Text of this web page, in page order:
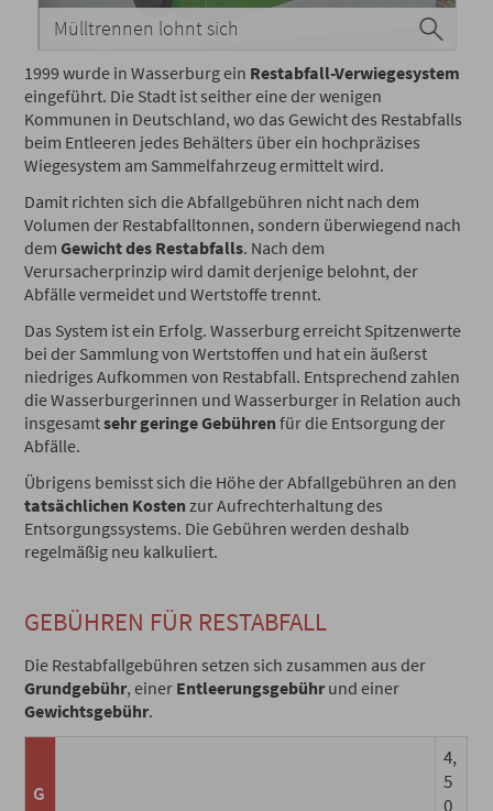
Mülltrennen lohnt sich
1999 wurde in Wasserburg ein Restabfall-Verwiegesystem
eingeführt. Die Stadt ist seither eine der wenigen
Kommunen in Deutschland, wo das Gewicht des Restabfalls
beim Entleeren jedes Behälters über ein hochpräzises
Wiegesystem am Sammelfahrzeug ermittelt wird.
Damit richten sich die Abfallgebühren nicht nach dem
Volumen der Restabfalltonnen, sondern überwiegend nach
demGewicht des Restabfalls. Nach dem
Verursacherprinzip wird damit derjenige belohnt, der
Abfälle vermeidet und Wertstoffe trennt.
Das System ist ein Erfolg. Wasserburg erreicht Spitzenwerte
bei der Sammlung von Wertstoffen und hat ein äußerst
niedriges Aufkommen von Restabfall. Entsprechend zahlen
die Wasserburgerinnen und Wasserburger in Relation auch
insgesamtsehr geringe Gebührenfür die Entsorgung der
Abfälle.
Übrigens bemisst sich die Höhe der Abfallgebühren an den
tatsächlichen Kostenzur Aufrechterhaltung des
Entsorgungssystems. Die Gebühren werden deshalb
regelmäßig neu kalkuliert.
GEBÜHREN FÜR RESTABFALL
Die Restabfallgebühren setzen sich zusammen aus der
Grundgebühr, einer Entleerungsgebührund einer
Gewichtsgebühr.
G
4,
5
0